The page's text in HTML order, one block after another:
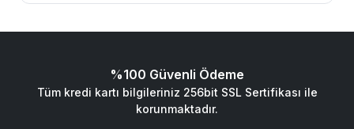
%100 Güvenli Ödeme
Tüm kredi kartı bilgileriniz 256bit SSL Sertifikası ile
korunmaktadır.